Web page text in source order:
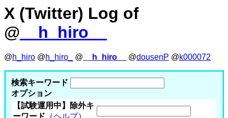
X (Twitter) Log of
@ __h_hiro__
@h_hiro @h_hiro_ @ __h_hiro__ @dousenP @k000072
検索キーワード
オプション
【試験運用中】除外キ
ーワード （ヘルプ）